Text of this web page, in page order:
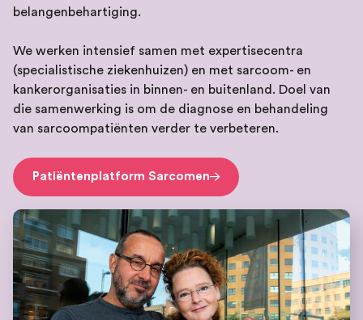
belangenbehartiging.
We werken intensief samen met expertisecentra
(specialistische ziekenhuizen) en met sarcoom- en
kankerorganisaties in binnen- en buitenland. Doel van
die samenwerking is om de diagnose en behandeling
van sarcoompatiënten verder te verbeteren.
Patiëntenplatform Sarcomen